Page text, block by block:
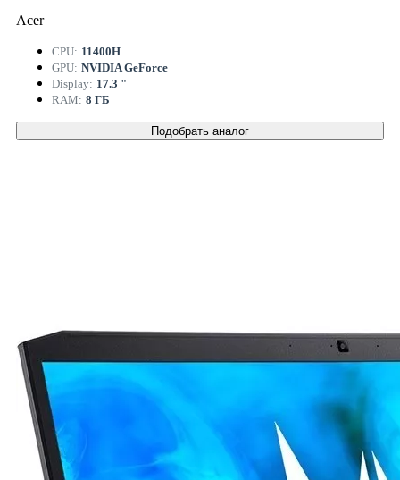
Acer
CPU: 11400H
GPU: NVIDIA GeForce
Display: 17.3 "
RAM: 8 ГБ
Подобрать аналог